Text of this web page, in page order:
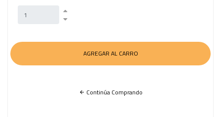
Continúa Comprando